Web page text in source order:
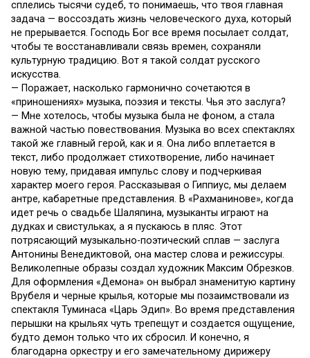
сплелись тысячи судеб, то понимаешь, что твоя главная
задача — воссоздать жизнь человеческого духа, который
не прерывается. Господь Бог все время посылает солдат,
чтобы те восстанавливали связь времен, сохраняли
культурную традицию. Вот я такой солдат русского
искусства.
— Поражает, насколько гармонично сочетаются в
«приношениях» музыка, поэзия и тексты. Чья это заслуга?
— Мне хотелось, чтобы музыка была не фоном, а стала
важной частью повествования. Музыка во всех спектаклях
такой же главный герой, как и я. Она либо вплетается в
текст, либо продолжает стихотворение, либо начинает
новую тему, придавая импульс слову и подчеркивая
характер моего героя. Рассказывая о Гиппиус, мы делаем
антре, кабаретные представления. В «Рахманинове», когда
идет речь о свадьбе Шаляпина, музыканты играют на
дудках и свистульках, а я пускаюсь в пляс. Этот
потрясающий музыкально-поэтический сплав — заслуга
Антонины Венедиктовой, она мастер слова и режиссуры.
Великолепные образы создал художник Максим Обрезков.
Для оформления «Демона» он выбрал знаменитую картину
Врубеля и черные крылья, которые мы позаимствовали из
спектакля Туминаса «Царь Эдип». Во время представления
перышки на крыльях чуть трепещут и создается ощущение,
будто демон только что их сбросил. И конечно, я
благодарна оркестру и его замечательному дирижеру